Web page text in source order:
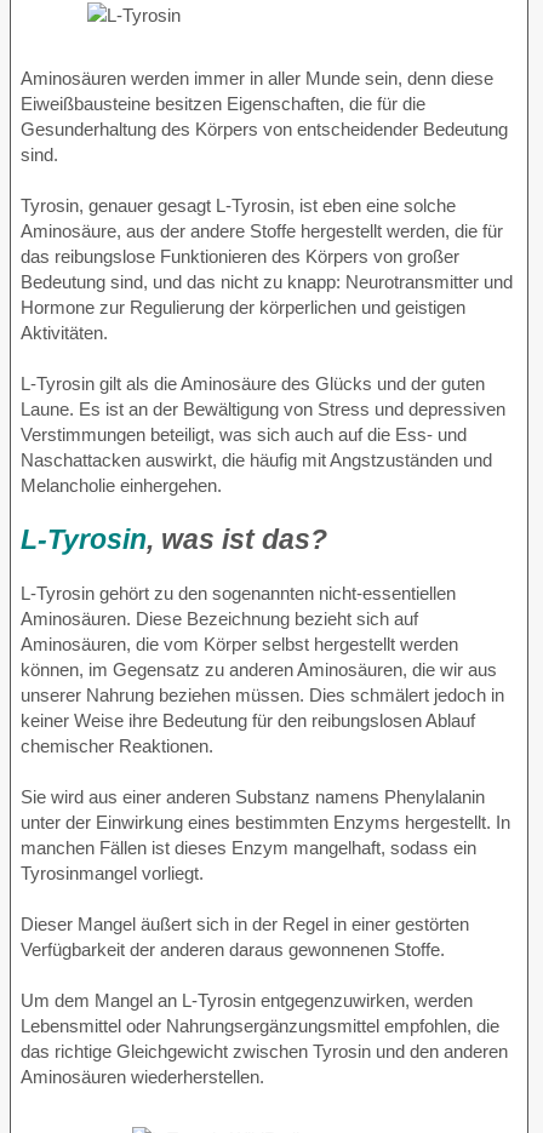
Aminosäuren werden immer in aller Munde sein, denn diese
Eiweißbausteine besitzen Eigenschaften, die für die
Gesunderhaltung des Körpers von entscheidender Bedeutung
sind.
Tyrosin, genauer gesagt L-Tyrosin, ist eben eine solche
Aminosäure, aus der andere Stoffe hergestellt werden, die für
das reibungslose Funktionieren des Körpers von großer
Bedeutung sind, und das nicht zu knapp: Neurotransmitter und
Hormone zur Regulierung der körperlichen und geistigen
Aktivitäten.
L-Tyrosin gilt als die Aminosäure des Glücks und der guten
Laune. Es ist an der Bewältigung von Stress und depressiven
Verstimmungen beteiligt, was sich auch auf die Ess- und
Naschattacken auswirkt, die häufig mit Angstzuständen und
Melancholie einhergehen.
L-Tyrosin, was ist das?
L-Tyrosin gehört zu den sogenannten nicht-essentiellen
Aminosäuren. Diese Bezeichnung bezieht sich auf
Aminosäuren, die vom Körper selbst hergestellt werden
können, im Gegensatz zu anderen Aminosäuren, die wir aus
unserer Nahrung beziehen müssen. Dies schmälert jedoch in
keiner Weise ihre Bedeutung für den reibungslosen Ablauf
chemischer Reaktionen.
Sie wird aus einer anderen Substanz namens Phenylalanin
unter der Einwirkung eines bestimmten Enzyms hergestellt. In
manchen Fällen ist dieses Enzym mangelhaft, sodass ein
Tyrosinmangel vorliegt.
Dieser Mangel äußert sich in der Regel in einer gestörten
Verfügbarkeit der anderen daraus gewonnenen Stoffe.
Um dem Mangel an L-Tyrosin entgegenzuwirken, werden
Lebensmittel oder Nahrungsergänzungsmittel empfohlen, die
das richtige Gleichgewicht zwischen Tyrosin und den anderen
Aminosäuren wiederherstellen.